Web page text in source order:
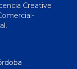
Creative
.